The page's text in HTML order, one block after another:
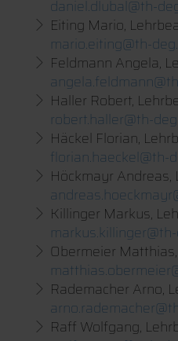
daniel.dlubal@th-
Eiting Mario,
mario.eiting@th-
Feldmann Angela,
Haller Robert,
robert.haller@th-
Häckel Florian,
florian.haeckel@th-
Höckmayr
Killinger Markus,
Obermeier
Rademacher Arno,
Raff Wolfgang,